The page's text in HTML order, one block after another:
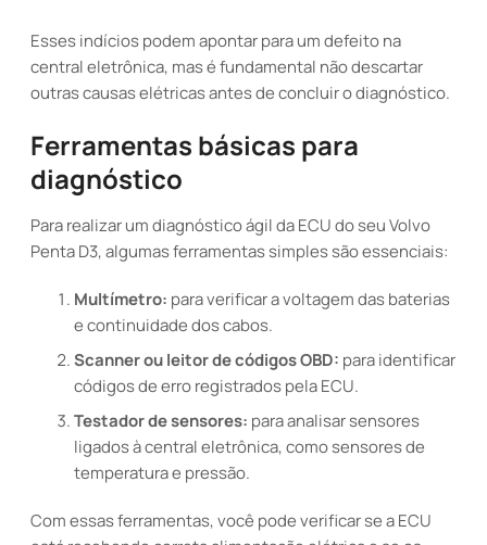
Esses indícios podem apontar para um defeito na
central eletrônica, mas é fundamental não descartar
outras causas elétricas antes de concluir o diagnóstico.
Ferramentas básicas para
diagnóstico
Para realizar um diagnóstico ágil da ECU do seu Volvo
Penta D3, algumas ferramentas simples são essenciais:
Multímetro: para verificar a voltagem das baterias
e continuidade dos cabos.
Scanner ou leitor de códigos OBD: para identificar
códigos de erro registrados pela ECU.
Testador de sensores: para analisar sensores
ligados à central eletrônica, como sensores de
temperatura e pressão.
Com essas ferramentas, você pode verificar se a ECU